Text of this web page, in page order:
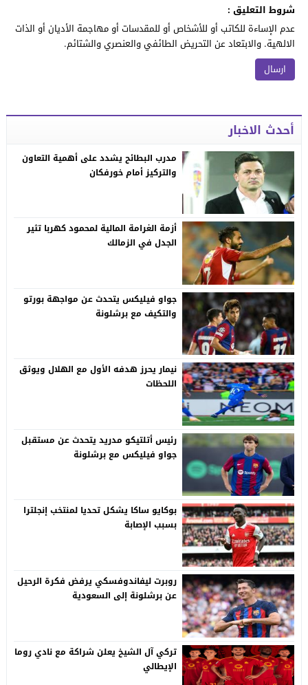
شروط التعليق :
عدم الإساءة للكاتب أو للأشخاص أو للمقدسات أو مهاجمة الأديان أو الذات
الالهية. والابتعاد عن التحريض الطائفي والعنصري والشتائم.
أحدث الاخبار
مدرب البطائح يشدد على أهمية التعاون
والتركيز أمام خورفكان
أزمة الغرامة المالية لمحمود كهربا تثير
الجدل في الزمالك
جواو فيليكس يتحدث عن مواجهة بورتو
والتكيف مع برشلونة
نيمار يحرز هدفه الأول مع الهلال ويوثق
اللحظات
رئيس أتلتيكو مدريد يتحدث عن مستقبل
جواو فيليكس مع برشلونة
بوكايو ساكا يشكل تحديا لمنتخب إنجلترا
بسبب الإصابة
روبرت ليفاندوفسكي يرفض فكرة الرحيل
عن برشلونة إلى السعودية
تركي آل الشيخ يعلن شراكة مع نادي روما
الإيطالي